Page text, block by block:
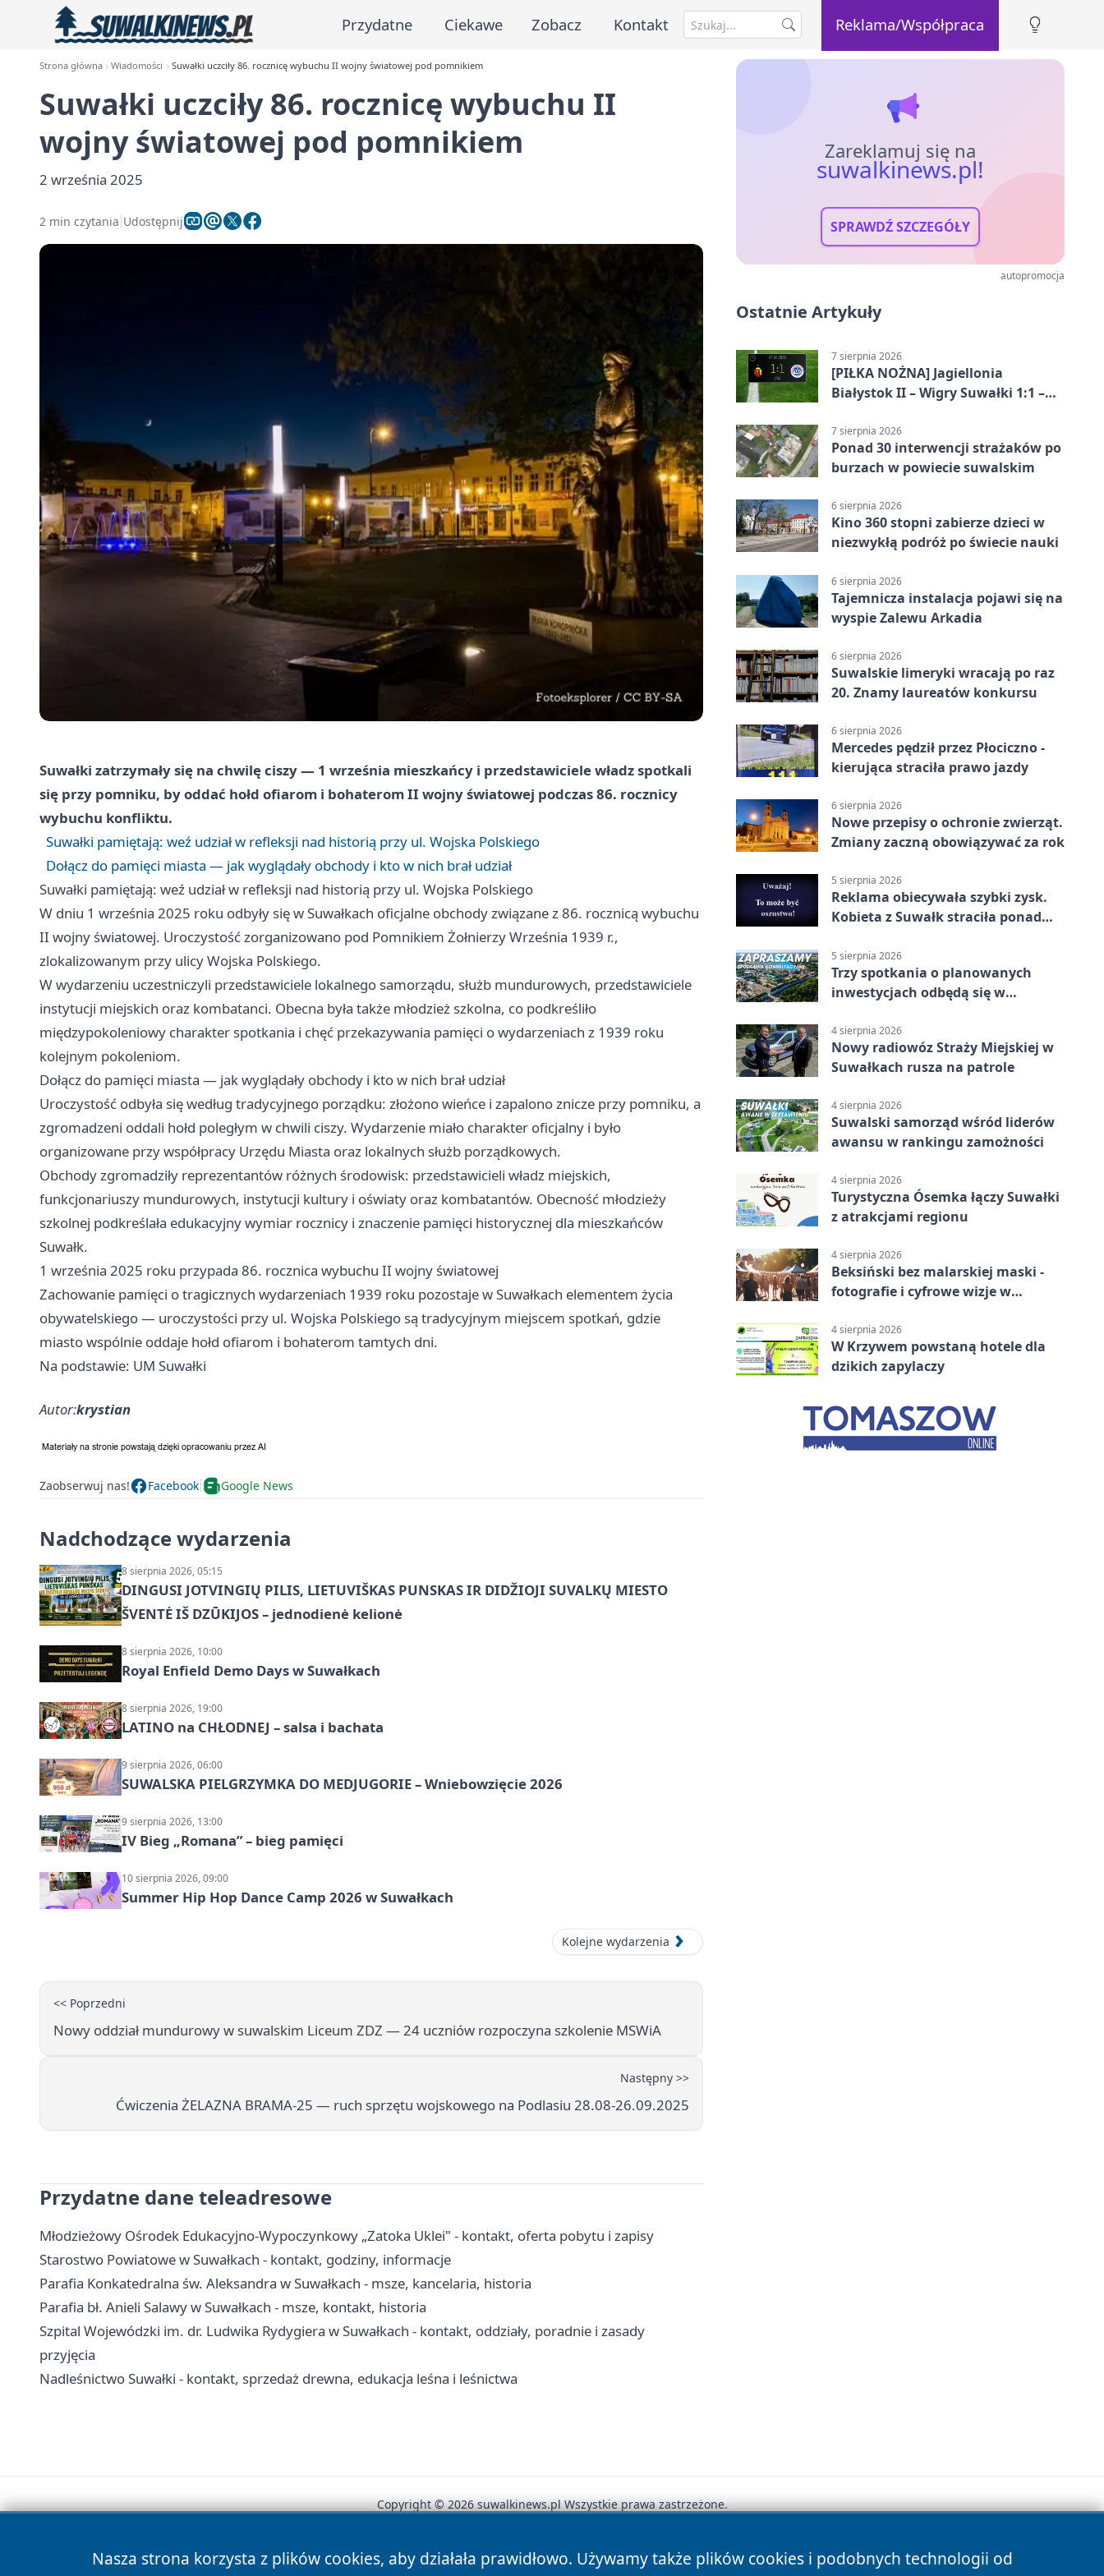
Przydatne Ciekawe Zobacz Kontakt Reklama/Współpraca
Strona główna Wiadomości Suwałki uczciły 86. rocznicę wybuchu II wojny światowej pod pomnikiem
Suwałki uczciły 86. rocznicę wybuchu II
wojny światowej pod pomnikiem
2 września 2025
2 min czytania Udostępnij
Suwałki zatrzymały się na chwilę ciszy — 1 września mieszkańcy i przedstawiciele władz spotkali
się przy pomniku, by oddać hołd ofiarom i bohaterom II wojny światowej podczas 86. rocznicy
wybuchu konfliktu.
Suwałki pamiętają: weź udział w refleksji nad historią przy ul. Wojska Polskiego
Dołącz do pamięci miasta — jak wyglądały obchody i kto w nich brał udział
Suwałki pamiętają: weź udział w refleksji nad historią przy ul. Wojska Polskiego
W dniu 1 września 2025 roku odbyły się w Suwałkach oficjalne obchody związane z 86. rocznicą wybuchu
II wojny światowej. Uroczystość zorganizowano pod Pomnikiem Żołnierzy Września 1939 r.,
zlokalizowanym przy ulicy Wojska Polskiego.
W wydarzeniu uczestniczyli przedstawiciele lokalnego samorządu, służb mundurowych, przedstawiciele
instytucji miejskich oraz kombatanci. Obecna była także młodzież szkolna, co podkreśliło
międzypokoleniowy charakter spotkania i chęć przekazywania pamięci o wydarzeniach z 1939 roku
kolejnym pokoleniom.
Dołącz do pamięci miasta — jak wyglądały obchody i kto w nich brał udział
Uroczystość odbyła się według tradycyjnego porządku: złożono wieńce i zapalono znicze przy pomniku, a
zgromadzeni oddali hołd poległym w chwili ciszy. Wydarzenie miało charakter oficjalny i było
organizowane przy współpracy Urzędu Miasta oraz lokalnych służb porządkowych.
Obchody zgromadziły reprezentantów różnych środowisk: przedstawicieli władz miejskich,
funkcjonariuszy mundurowych, instytucji kultury i oświaty oraz kombatantów. Obecność młodzieży
szkolnej podkreślała edukacyjny wymiar rocznicy i znaczenie pamięci historycznej dla mieszkańców
Suwałk.
1 września 2025 roku przypada 86. rocznica wybuchu II wojny światowej
Zachowanie pamięci o tragicznych wydarzeniach 1939 roku pozostaje w Suwałkach elementem życia
obywatelskiego — uroczystości przy ul. Wojska Polskiego są tradycyjnym miejscem spotkań, gdzie
miasto wspólnie oddaje hołd ofiarom i bohaterom tamtych dni.
Na podstawie: UM Suwałki
Autor:krystian
Zaobserwuj nas! Facebook Google News
Nadchodzące wydarzenia
8 sierpnia 2026, 05:15
DINGUSI JOTVINGIŲ PILIS, LIETUVIŠKAS PUNSKAS IR DIDŽIOJI SUVALKŲ MIESTO
ŠVENTĖ IŠ DZŪKIJOS – jednodienė kelionė
8 sierpnia 2026, 10:00
Royal Enfield Demo Days w Suwałkach
8 sierpnia 2026, 19:00
LATINO na CHŁODNEJ – salsa i bachata
9 sierpnia 2026, 06:00
SUWALSKA PIELGRZYMKA DO MEDJUGORIE – Wniebowzięcie 2026
9 sierpnia 2026, 13:00
IV Bieg „Romana” – bieg pamięci
10 sierpnia 2026, 09:00
Summer Hip Hop Dance Camp 2026 w Suwałkach
Kolejne wydarzenia
<< Poprzedni
Nowy oddział mundurowy w suwalskim Liceum ZDZ — 24 uczniów rozpoczyna szkolenie MSWiA
Następny >>
Ćwiczenia ŻELAZNA BRAMA-25 — ruch sprzętu wojskowego na Podlasiu 28.08-26.09.2025
Przydatne dane teleadresowe
Młodzieżowy Ośrodek Edukacyjno-Wypoczynkowy „Zatoka Uklei" - kontakt, oferta pobytu i zapisy
Starostwo Powiatowe w Suwałkach - kontakt, godziny, informacje
Parafia Konkatedralna św. Aleksandra w Suwałkach - msze, kancelaria, historia
Parafia bł. Anieli Salawy w Suwałkach - msze, kontakt, historia
Szpital Wojewódzki im. dr. Ludwika Rydygiera w Suwałkach - kontakt, oddziały, poradnie i zasady
przyjęcia
Nadleśnictwo Suwałki - kontakt, sprzedaż drewna, edukacja leśna i leśnictwa
Zareklamuj się na
suwalkinews.pl!
SPRAWDŹ SZCZEGÓŁY
autopromocja
Ostatnie Artykuły
7 sierpnia 2026
[PIŁKA NOŻNA] Jagiellonia
Białystok II – Wigry Suwałki 1:1 –
7 sierpnia 2026
Ponad 30 interwencji strażaków po
burzach w powiecie suwalskim
6 sierpnia 2026
Kino 360 stopni zabierze dzieci w
niezwykłą podróż po świecie nauki
6 sierpnia 2026
Tajemnicza instalacja pojawi się na
wyspie Zalewu Arkadia
6 sierpnia 2026
Suwalskie limeryki wracają po raz
20. Znamy laureatów konkursu
6 sierpnia 2026
Mercedes pędził przez Płociczno -
kierująca straciła prawo jazdy
6 sierpnia 2026
Nowe przepisy o ochronie zwierząt.
Zmiany zaczną obowiązywać za rok
5 sierpnia 2026
Reklama obiecywała szybki zysk.
Kobieta z Suwałk straciła ponad
5 sierpnia 2026
Trzy spotkania o planowanych
inwestycjach odbędą się w
4 sierpnia 2026
Nowy radiowóz Straży Miejskiej w
Suwałkach rusza na patrole
4 sierpnia 2026
Suwalski samorząd wśród liderów
awansu w rankingu zamożności
4 sierpnia 2026
Turystyczna Ósemka łączy Suwałki
z atrakcjami regionu
4 sierpnia 2026
Beksiński bez malarskiej maski -
fotografie i cyfrowe wizje w
4 sierpnia 2026
W Krzywem powstaną hotele dla
dzikich zapylaczy
Nasza strona korzysta z plików cookies, aby działała prawidłowo. Używamy także plików cookies i podobnych technologii od
Copyright © 2026 suwalkinews.pl Wszystkie prawa zastrzeżone.
News Autorzy Polityka Prywatności Polityka Cookies